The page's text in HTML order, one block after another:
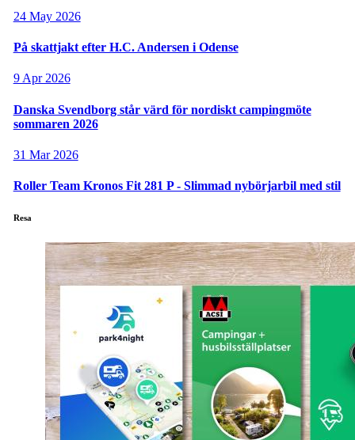
24 May 2026
På skattjakt efter H.C. Andersen i Odense
9 Apr 2026
Danska Svendborg står värd för nordiskt campingmöte
sommaren 2026
31 Mar 2026
Roller Team Kronos Fit 281 P - Slimmad nybörjarbil med stil
Resa